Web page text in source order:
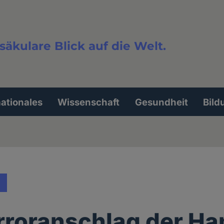
Blick auf die Welt.
Wissenschaft Gesundheit